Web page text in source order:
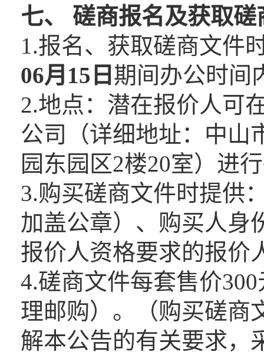
七、 磋商报名及获取
1.报名、获取磋商文件
06月 15 日 期间办公时间
2.地点：潜在报价人可
公司（详细地址：中山
园东园区2楼20室）进
3.购买磋商文件时提供
加盖公章）、购买人身
报价人资格要求的报价
4.磋商文件每套售价
理邮购）。（购买磋商
解本公告的有关要求，